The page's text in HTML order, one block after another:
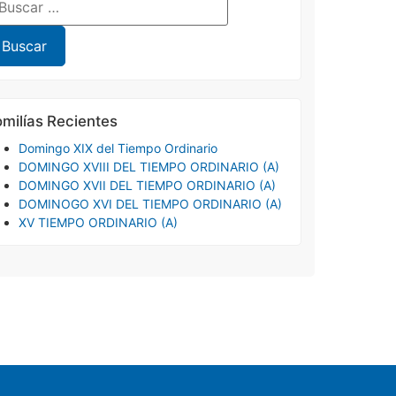
Recientes
Domingo XIX del Tiempo Ordinario
DOMINGO XVIII DEL TIEMPO ORDINARIO (A)
DOMINGO XVII DEL TIEMPO ORDINARIO (A)
DOMINOGO XVI DEL TIEMPO ORDINARIO (A)
XV TIEMPO ORDINARIO (A)